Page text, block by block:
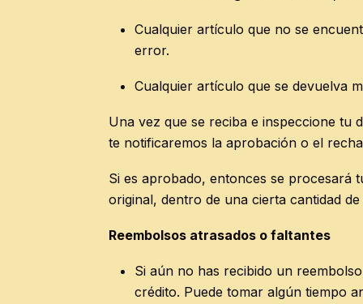
Cualquier artículo que no se
error.
Cualquier artículo que se devuelva
Una vez que se reciba e inspeccione tu
te notificaremos la aprobación o el
Si es aprobado, entonces se procesará
original, dentro de una cierta cantidad de
Reembolsos atrasados ​​o faltantes
Si aún no has recibido un
crédito. Puede tomar algún tiempo